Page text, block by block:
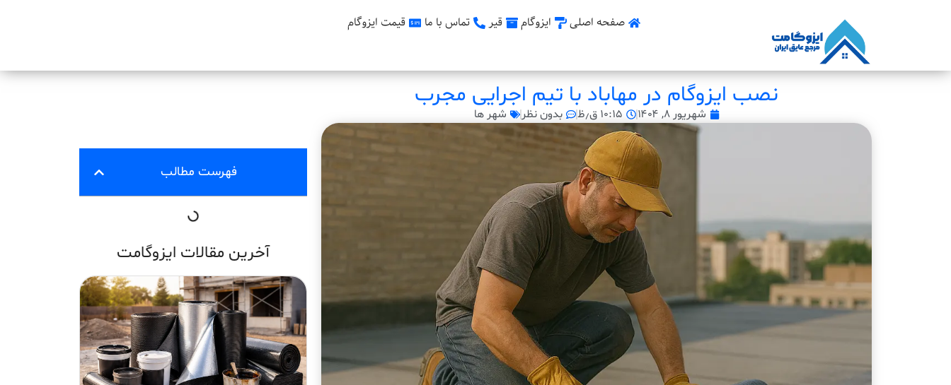
صفحه اصلی ایزوگام قیر تماس با ما قیمت ایزوگام
نصب ایزوگام در مهاباد با تیم اجرایی مجرب
شهریور ۸, ۱۴۰۴ ۱۰:۱۵ ق٫ظ بدون نظر شهر ها
فهرست مطالب
آخرین مقالات ایزوگامت